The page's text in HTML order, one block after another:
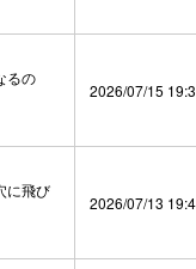
るの
2026/07/15
に飛び
2026/07/13